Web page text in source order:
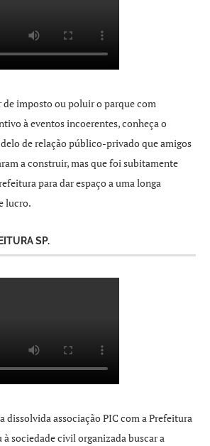
de imposto ou poluir o parque com
à eventos incoerentes, conheça o
de relação público-privado que amigos
a construir, mas que foi subitamente
para dar espaço a uma longa
lucro.
SP.
dissolvida associação PIC com a Prefeitura
sociedade civil organizada buscar a